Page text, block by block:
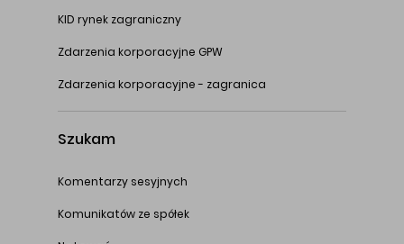
KID rynek zagraniczny
Zdarzenia korporacyjne GPW
Zdarzenia korporacyjne - zagranica
Szukam
Komentarzy sesyjnych
Komunikatów ze spółek